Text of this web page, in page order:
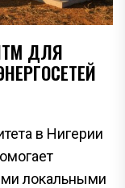
ДЛЯ
в Нигерии
локальными